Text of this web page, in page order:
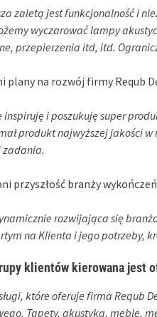
zaletą jest funkcjonalność i
wyczarować lampy
przepierzenia itd, itd.
plany na rozwój firmy Requb
inspiruję i poszukuję super
produkt najwyższej jakości
przyszłość branży
rozwijająca się
na Klienta i jego potrzeby,
klientów kierowana jest
które oferuje firma Requb
Tapety, akustyka, meble,